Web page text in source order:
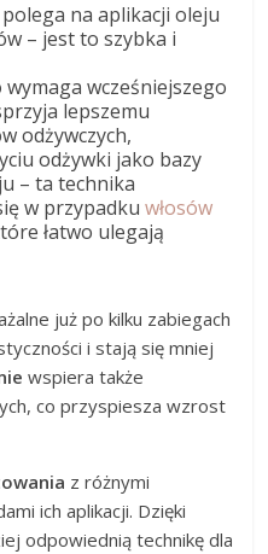
polega na aplikacji oleju
– jest to szybka i
wymaga wcześniejszego
lepszemu
odżywczych,
odżywki jako bazy
– ta technika
w przypadkuwłosów
łatwo ulegają
już po kilku zabiegach
i stają się mniej
wspiera także
co przyspiesza wzrost
z różnymi
ich aplikacji. Dzięki
odpowiednią technikę dla